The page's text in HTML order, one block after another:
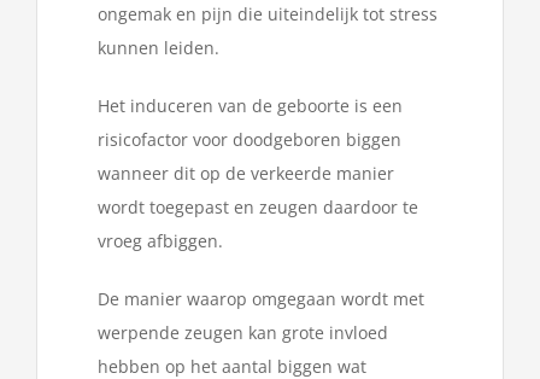
ongemak en pijn die uiteindelijk tot stress
kunnen leiden.
Het induceren van de geboorte is een
risicofactor voor doodgeboren biggen
wanneer dit op de verkeerde manier
wordt toegepast en zeugen daardoor te
vroeg afbiggen.
De manier waarop omgegaan wordt met
werpende zeugen kan grote invloed
hebben op het aantal biggen wat